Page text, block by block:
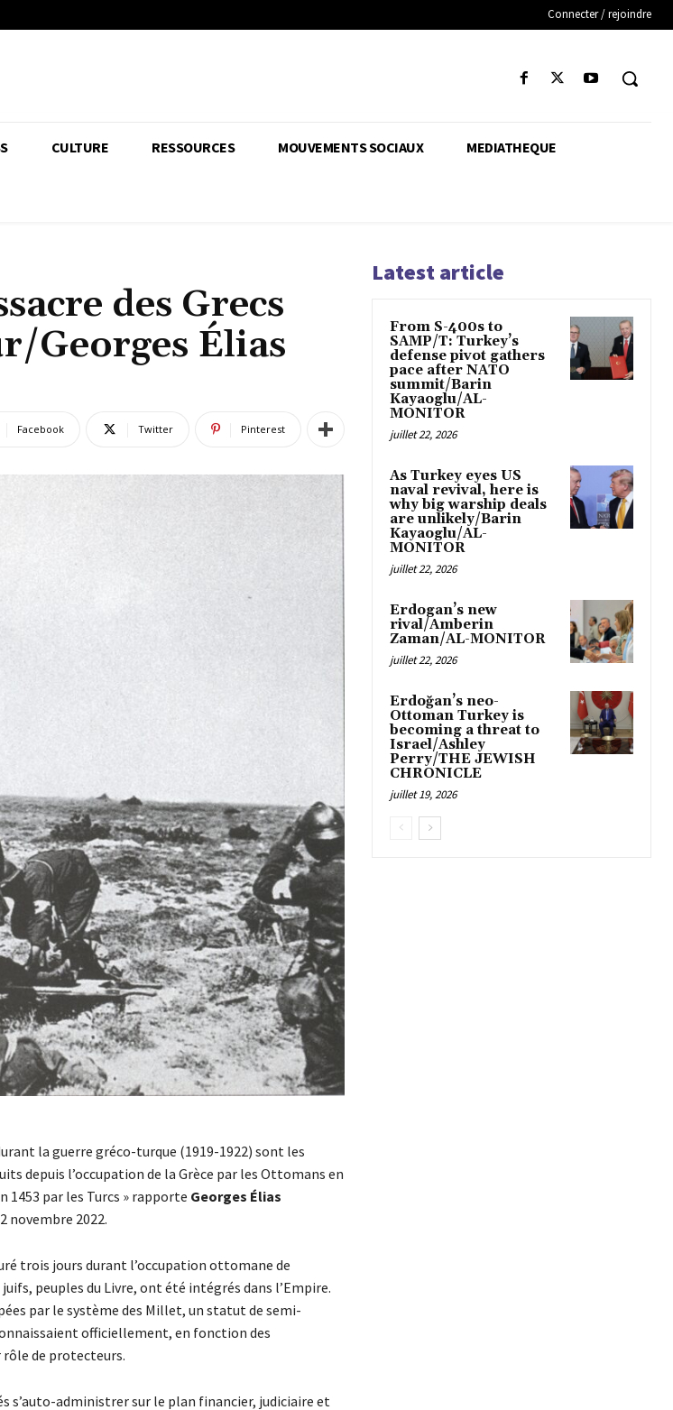
Connecter / rejoindre
CULTURE RESSOURCES MOUVEMENTS SOCIAUX MEDIATHEQUE
des Grecs
Georges Élias
Facebook Twitter Pinterest
la guerre gréco-turque (1919-1922) sont les
depuis l’occupation de la Grèce par les Ottomans en
1453 par les Turcs » rapporte Georges Élias
novembre 2022.
trois jours durant l’occupation ottomane de
peuples du Livre, ont été intégrés dans l’Empire.
par le système des Millet, un statut de semi-
officiellement, en fonction des
de protecteurs.
s’auto-administrer sur le plan financier, judiciaire et
Latest article
From S-400s to
SAMP/T: Turkey’s
defense pivot gathers
pace after NATO
summit/Barin
Kayaoglu/AL-
MONITOR
juillet 22, 2026
As Turkey eyes US
naval revival, here is
why big warship deals
are unlikely/Barin
Kayaoglu/AL-
MONITOR
juillet 22, 2026
Erdogan’s new
rival/Amberin
Zaman/AL-MONITOR
juillet 22, 2026
Erdoğan’s neo-
Ottoman Turkey is
becoming a threat to
Israel/Ashley
Perry/THE JEWISH
CHRONICLE
juillet 19, 2026